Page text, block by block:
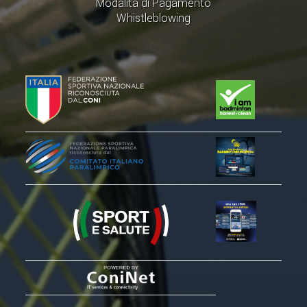
Whistleblowing
ACCEDI AL TESSERAMENTO ON
LINE
ASSICURAZIONE
MODULI
AFFILIARE UN ESD
GARE ED EVENTI
CALENDARIO
ALBO D'ORO CAMPIONATI ITALIANI
CAMPIONATI A SQUADRE
EVENTI INTERNAZIONALI
CLASSIFICHE NAZIONALI